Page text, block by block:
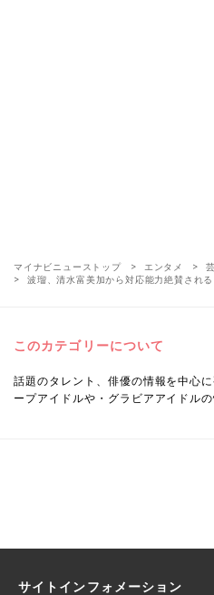
マイナビニューストップ エンタメ
波瑠、清水富美加から対応能力絶賛され
このカテゴリーについて
話題のタレント、俳優の情報を中心
ープアイドルや・グラビアアイドル
サイトインフォメーション